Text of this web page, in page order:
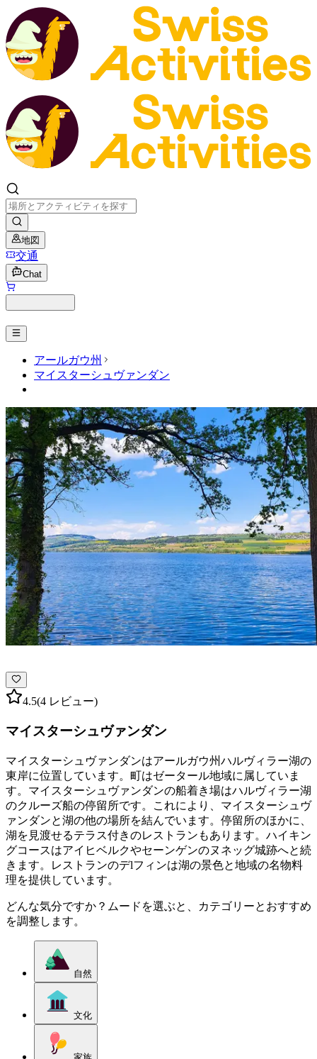
地図
交通
Chat
アールガウ州
マイスターシュヴァンダン
4.5(4 レビュー)
マイスターシュヴァンダン
マイスターシュヴァンダンはアールガウ州ハルヴィラー湖の
東岸に位置しています。町はゼータール地域に属していま
す。マイスターシュヴァンダンの船着き場はハルヴィラー湖
のクルーズ船の停留所です。これにより、マイスターシュヴ
ァンダンと湖の他の場所を結んでいます。停留所のほかに、
湖を見渡せるテラス付きのレストランもあります。ハイキン
グコースはアイヒベルクやセーンゲンのヌネッグ城跡へと続
きます。レストランのデlフィンは湖の景色と地域の名物料
理を提供しています。
どんな気分ですか？ムードを選ぶと、カテゴリーとおすすめ
を調整します。
自然
文化